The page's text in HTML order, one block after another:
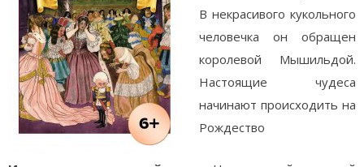
В некрасивого кукольного
человечка он обращен
королевой Мышильдой.
Настоящие чудеса
начинают происходить на
Рождество